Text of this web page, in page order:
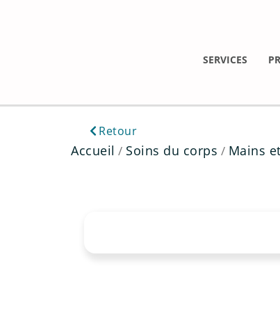
SERVICES
Retour
Accueil / Soins du corps / Mains